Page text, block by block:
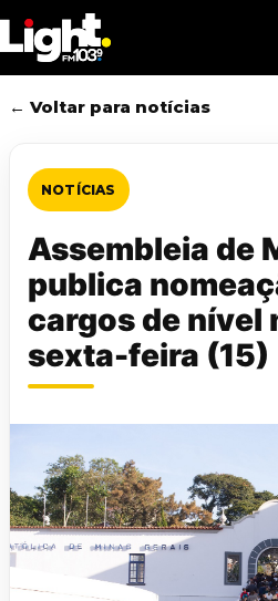
to
main
content
← Voltar para notícias
NOTÍCIAS
Assembleia de
publica
cargos de nível
sexta-feira (15)